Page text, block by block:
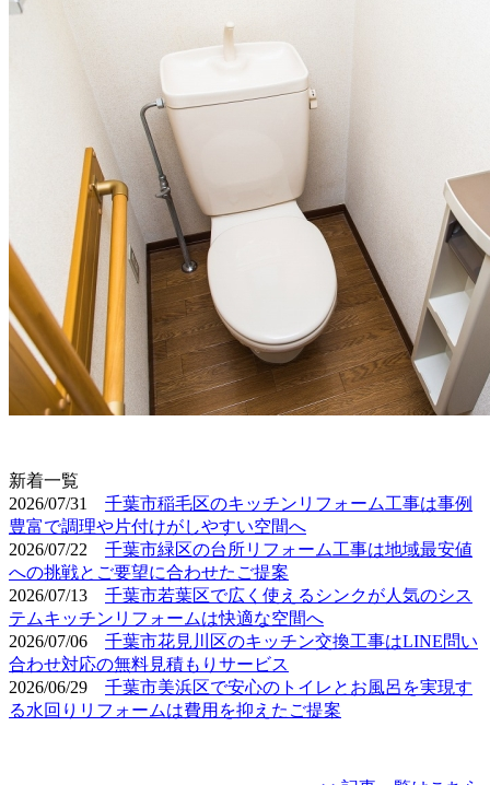
​新着一覧
2026/07/31
千葉市稲毛区のキッチンリフォーム工事は事例
豊富で調理や片付けがしやすい空間へ
2026/07/22
千葉市緑区の台所リフォーム工事は地域最安値
への挑戦とご要望に合わせたご提案
2026/07/13
千葉市若葉区で広く使えるシンクが人気のシス
テムキッチンリフォームは快適な空間へ
2026/07/06
千葉市花見川区のキッチン交換工事はLINE問い
合わせ対応の無料見積もりサービス
2026/06/29
千葉市美浜区で安心のトイレとお風呂を実現す
る水回りリフォームは費用を抑えたご提案